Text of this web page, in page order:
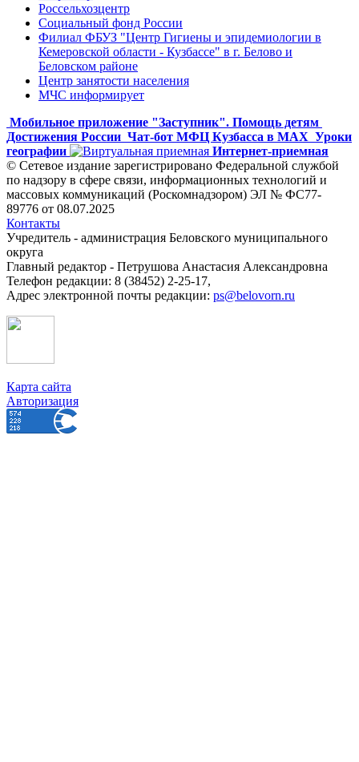
Россельхозцентр
Социальный фонд России
Филиал ФБУЗ "Центр Гигиены и эпидемиологии в
Кемеровской области - Кузбассе" в г. Белово и
Беловском районе
Центр занятости населения
МЧС информирует
Мобильное приложение "Заступник". Помощь детям
Достижения России Чат-бот МФЦ Кузбасса в MAX Уроки
географии
Интернет-приемная
© Сетевое издание зарегистрировано Федеральной службой
по надзору в сфере связи, информационных технологий и
массовых коммуникаций (Роскомнадзором) ЭЛ № ФС77-
89776 от 08.07.2025
Контакты
Учредитель - администрация Беловского муниципального
округа
Главный редактор - Петрушова Анастасия Александровна
Телефон редакции: 8 (38452) 2-25-17,
Адрес электронной почты редакции: ps@belovorn.ru
Карта сайта
Авторизация